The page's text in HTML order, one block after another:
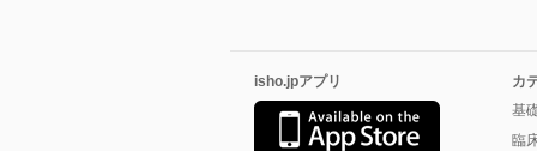
isho.jpアプリ
カ
基
臨